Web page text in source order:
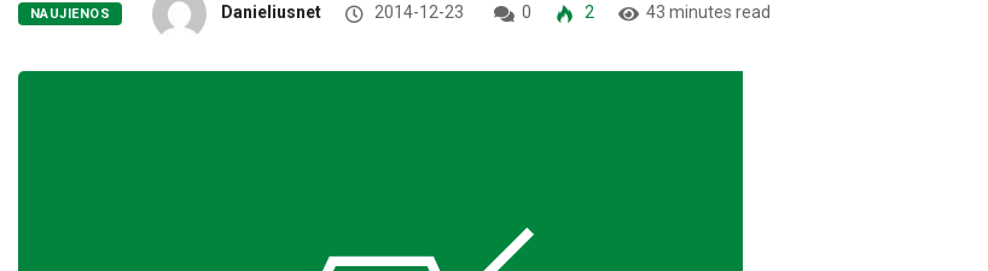
NAUJIENOS Danieliusnet 2014-12-23 0 2 43 minutes read